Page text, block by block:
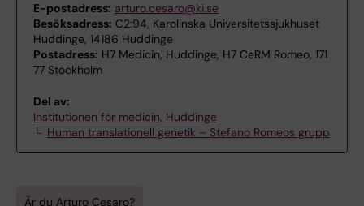
E-postadress: arturo.cesaro@ki.se
Besöksadress: C2:94, Karolinska Universitetssjukhuset
Huddinge, 14186 Huddinge
Postadress: H7 Medicin, Huddinge, H7 CeRM Romeo, 171
77 Stockholm
Del av:
Institutionen för medicin, Huddinge
Human translationell genetik – Stefano Romeos grupp
Är du Arturo Cesaro?